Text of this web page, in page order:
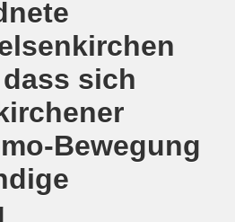
sich
Bewegung
Bewegung am
Kolleginnen und mit
Haus des Widerstands in
auf zur
Eine junge Frau ergreift
Part bei der Düsseldorfer